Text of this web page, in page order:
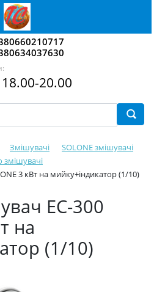
20.00
Змішувачі
SOLONE змішувачі
змішувачі
3 кВт на мийку+індикатор (1/10)
EC-300
на
(1/10)